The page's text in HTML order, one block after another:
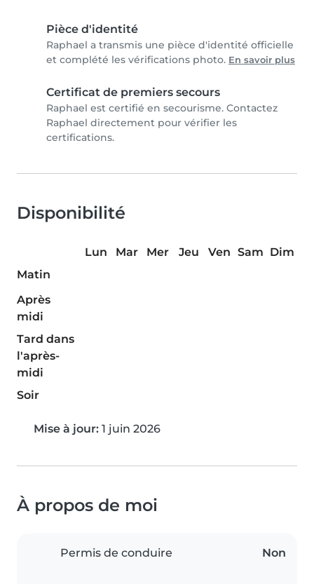
Pièce d'identité
Raphael a transmis une pièce d'identité officielle
et complété les vérifications photo. En savoir plus
Certificat de premiers secours
Raphael est certifié en secourisme. Contactez
Raphael directement pour vérifier les
certifications.
Disponibilité
Lun Mar Mer Jeu Ven Sam Dim
Matin
Après
midi
Tard dans
l'après-
midi
Soir
Mise à jour: 1 juin 2026
À propos de moi
Permis de conduire Non